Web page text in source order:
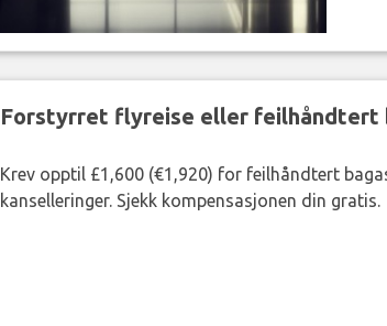
Forstyrret flyreise eller feilhåndtert
Krev opptil £1,600 (€1,920) for feilhåndtert
kanselleringer. Sjekk kompensasjonen din gratis.